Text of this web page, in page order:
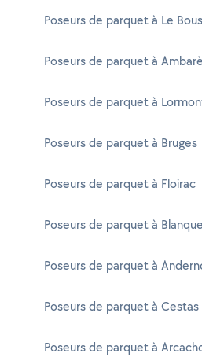
Poseurs de parquet à Le
Poseurs de parquet à
Poseurs de parquet à
Poseurs de parquet à Bruges
Poseurs de parquet à Floirac
Poseurs de parquet à
Poseurs de parquet à
Poseurs de parquet à Cestas
Poseurs de parquet à